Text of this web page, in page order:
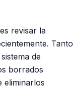
revisar la
Tanto
de
borrados
eliminarlos